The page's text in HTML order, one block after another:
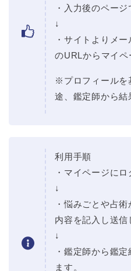
・入力後のペー
↓
・サイトよりメ
のURLからマイペ
※プロフィールを
途、鑑定師から結
利用手順
・マイページにロ
↓
・悩みごとや占
内容を記入し送信
↓
・鑑定師から鑑
ます。